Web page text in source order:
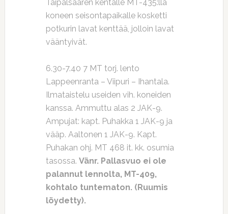
Taipalsaaren kentälle MT-435:llä
koneen seisontapaikalle kosketti
potkurin lavat kenttää, jolloin lavat
vääntyivät.
6.30-7.40 7 MT torj. lento
Lappeenranta – Viipuri – Ihantala.
Ilmataistelu useiden vih. koneiden
kanssa. Ammuttu alas 2 JAK-9.
Ampujat: kapt. Puhakka 1 JAK-9 ja
vääp. Aaltonen 1 JAK-9. Kapt.
Puhakan ohj. MT 468 it. kk. osumia
tasossa. Vänr. Pallasvuo ei ole
palannut lennolta, MT-409,
kohtalo tuntematon. (Ruumis
löydetty).